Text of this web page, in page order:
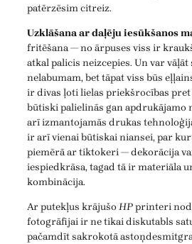
patērzēsim citreiz.
Uzklāšana ar daļēju iesūkšanos
fritēšana — no ārpuses viss ir
atkal palicis neizcepies. Un var vāļāt
nelabumam, bet tāpat viss būs
ir divas ļoti lielas priekšrocības pret
būtiski palielinās gan apdrukājamo
arī izmantojamās drukas
ir arī vienai būtiskai niansei, par
piemērā ar tiktokeri — dekorācija
iespiedkrāsa, tagad tā ir materiāla
kombinācija.
Ar putekļus krājušoHPprinteri
fotogrāfijai ir ne tikai diskutabls
pačamdīt sakrokotā